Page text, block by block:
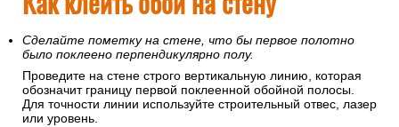
Сделайте пометку на стене, что бы первое полотно
было поклеено перпендикулярно полу.
Проведите на стене строго вертикальную линию, которая
обозначит границу первой поклеенной обойной полосы.
Для точности линии используйте строительный отвес, лазер
или уровень.